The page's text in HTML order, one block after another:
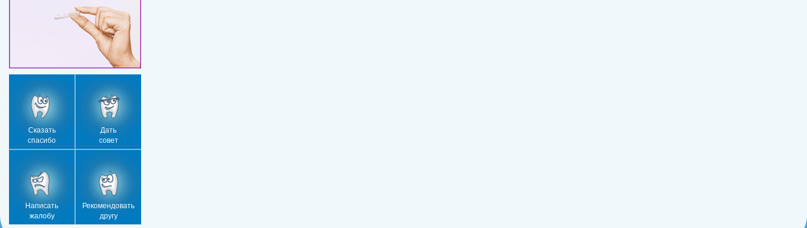
Сказать
спасибо
Дать
совет
Написать
жалобу
Рекомендовать
другу